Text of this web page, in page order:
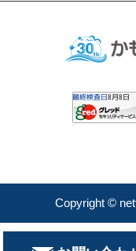
Copyright ©